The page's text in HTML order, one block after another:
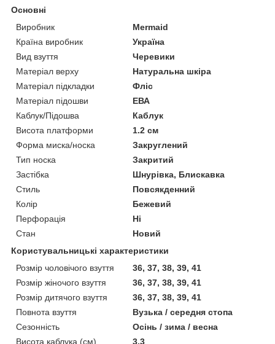
Основні
Виробник
Mermaid
Країна виробник
Україна
Вид взуття
Черевики
Матеріал верху
Натуральна шкіра
Матеріал підкладки
Фліс
Матеріал підошви
ЕВА
Каблук/Підошва
Каблук
Висота платформи
1.2 см
Форма миска/носка
Закруглений
Тип носка
Закритий
Застібка
Шнурівка, Блискавка
Стиль
Повсякденний
Колір
Бежевий
Перфорація
Ні
Стан
Новий
Користувальницькі характеристики
Розмір чоловічого взуття
36, 37, 38, 39, 41
Розмір жіночого взуття
36, 37, 38, 39, 41
Розмір дитячого взуття
36, 37, 38, 39, 41
Повнота взуття
Вузька / середня стопа
Сезонність
Осінь / зима / весна
Висота каблука (см)
3,3